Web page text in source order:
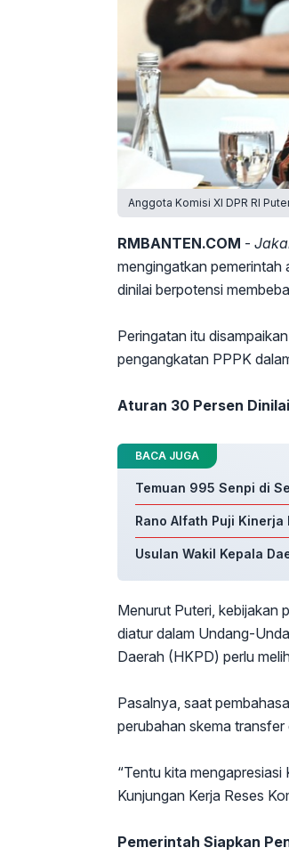
Anggota Komisi XI DPR RI
RMBANTEN.COM -
mengingatkan pemerintah
dinilai berpotensi
Peringatan itu
pengangkatan PPPK
Aturan 30 Persen
BACA JUGA
Temuan 995 Senpi di
Rano Alfath Puji
Usulan Wakil Kepala
Menurut Puteri, kebijakan
diatur dalam Undang-
Daerah (HKPD) perlu
Pasalnya, saat
perubahan skema
“Tentu kita mengapresiasi
Kunjungan Kerja Reses
Pemerintah Siapkan